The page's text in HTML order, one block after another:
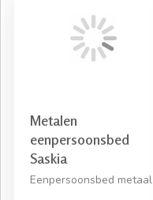
lange levensduur!
Metalen
eenpersoonsbed
Saskia
Eenpersoonsbed metaal